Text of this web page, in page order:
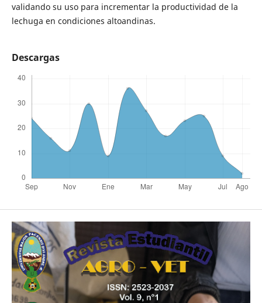
validando su uso para incrementar la productividad de la
lechuga en condiciones altoandinas.
Descargas